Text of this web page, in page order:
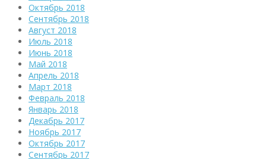
Октябрь 2018
Сентябрь 2018
Август 2018
Июль 2018
Июнь 2018
Май 2018
Апрель 2018
Март 2018
Февраль 2018
Январь 2018
Декабрь 2017
Ноябрь 2017
Октябрь 2017
Сентябрь 2017